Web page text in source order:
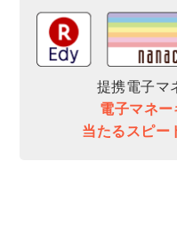
提携電子マ
電子マネ
当たるスピー